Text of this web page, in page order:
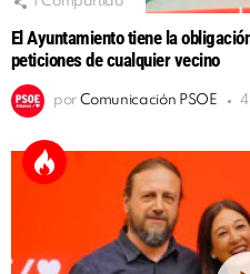
El Ayuntamiento tiene la
peticiones de cualquier vecino
por Comunicación PSOE